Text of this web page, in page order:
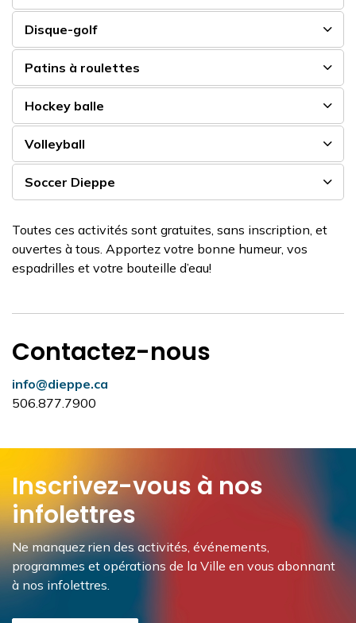
Disque-golf
Patins à roulettes
Hockey balle
Volleyball
Soccer Dieppe
Toutes ces activités sont gratuites, sans inscription, et
ouvertes à tous. Apportez votre bonne humeur, vos
espadrilles et votre bouteille d’eau!
Contactez-nous
info@dieppe.ca
506.877.7900
Inscrivez-vous à nos
infolettres
Ne manquez rien des activités, événements,
programmes et opérations de la Ville en vous abonnant
à nos infolettres.